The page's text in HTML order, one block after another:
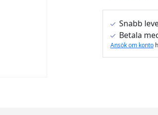
Snabb
Betala
Ansök om konto